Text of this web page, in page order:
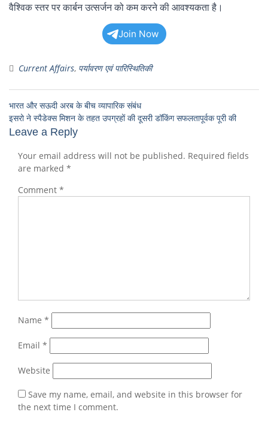
वैश्विक स्तर पर कार्बन उत्सर्जन को कम करने की आवश्यकता है।
Join Now
Current Affairs, पर्यावरण एवं पारिस्थितिकी
भारत और सऊदी अरब के बीच व्यापारिक संबंध
इसरो ने स्पैडेक्स मिशन के तहत उपग्रहों की दूसरी डॉकिंग सफलतापूर्वक पूरी की
Leave a Reply
Your email address will not be published. Required fields
are marked *
Comment *
Name *
Email *
Website
Save my name, email, and website in this browser for
the next time I comment.